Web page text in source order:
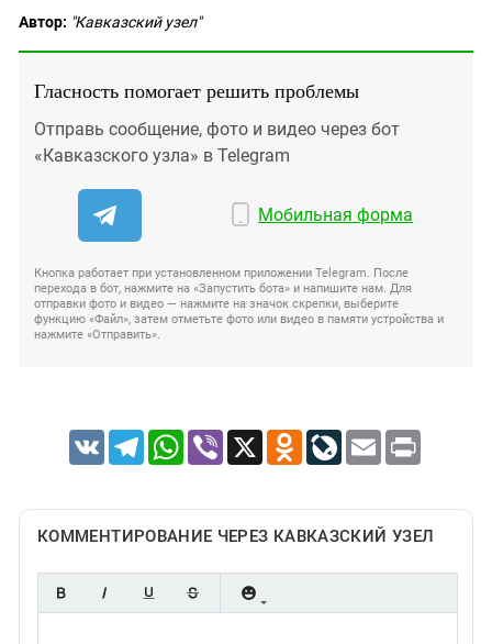
Автор: "Кавказский узел"
Гласность помогает решить проблемы
Отправь сообщение, фото и видео через бот
«Кавказского узла» в Telegram
Мобильная форма
Кнопка работает при установленном приложении Telegram. После
перехода в бот, нажмите на «Запустить бота» и напишите нам. Для
отправки фото и видео — нажмите на значок скрепки, выберите
функцию «Файл», затем отметьте фото или видео в памяти устройства и
нажмите «Отправить».
VK TelegramWhatsApp
Viber X Odnoklassniki
LiveJournal
Email Print
КОММЕНТИРОВАНИЕ ЧЕРЕЗ КАВКАЗСКИЙ УЗЕЛ